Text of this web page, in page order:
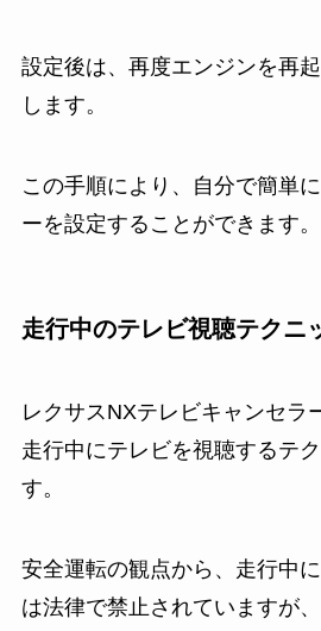
設定後は、再度エンジンを再
します。
この手順により、自分で簡単
ーを設定することができます。
走行中のテレビ視聴テクニ
レクサスNXテレビキャンセラ
走行中にテレビを視聴するテ
す。
安全運転の観点から、走行中
は法律で禁止されていますが